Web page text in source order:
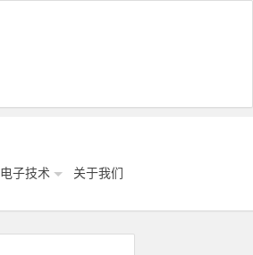
电子技术 关于我们